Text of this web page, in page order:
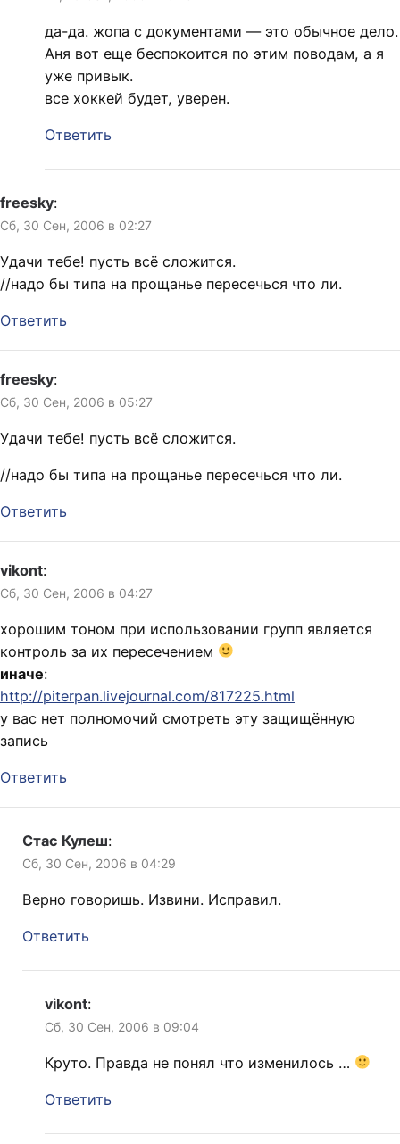
да-да. жопа с документами — это обычное дело.
Аня вот еще беспокоится по этим поводам, а я
уже привык.
все хоккей будет, уверен.
Ответить
freesky:
Сб, 30 Сен, 2006 в 02:27
Удачи тебе! пусть всё сложится.
//надо бы типа на прощанье пересечься что ли.
Ответить
freesky:
Сб, 30 Сен, 2006 в 05:27
Удачи тебе! пусть всё сложится.
//надо бы типа на прощанье пересечься что ли.
Ответить
vikont:
Сб, 30 Сен, 2006 в 04:27
хорошим тоном при использовании групп является
контроль за их пересечением
иначе:
http://piterpan.livejournal.com/817225.html
у вас нет полномочий смотреть эту защищённую
запись
Ответить
Стас Кулеш:
Сб, 30 Сен, 2006 в 04:29
Верно говоришь. Извини. Исправил.
Ответить
vikont:
Сб, 30 Сен, 2006 в 09:04
Круто. Правда не понял что изменилось …
Ответить